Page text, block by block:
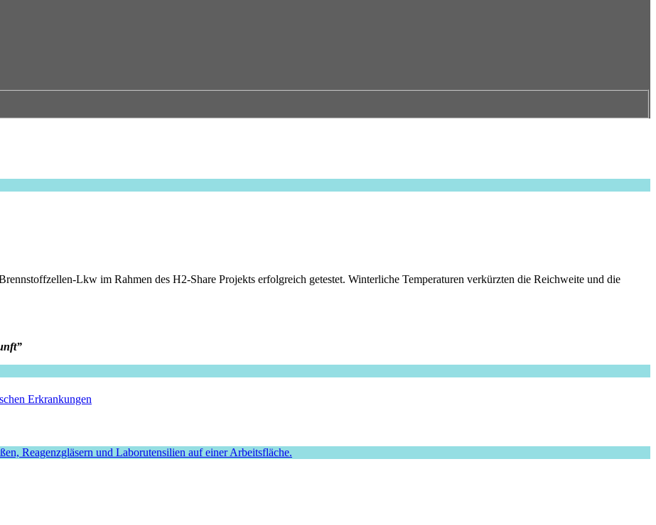
Lkw im Rahmen des H2-Share Projekts erfolgreich getestet. Winterliche Temperaturen verkürzten die Reichweite und die
Erkrankungen